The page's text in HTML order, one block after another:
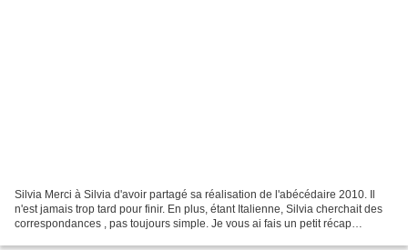
Silvia Merci à Silvia d'avoir partagé sa réalisation de l'abécédaire 2010. Il
n'est jamais trop tard pour finir. En plus, étant Italienne, Silvia cherchait des
correspondances , pas toujours simple. Je vous ai fais un petit récap